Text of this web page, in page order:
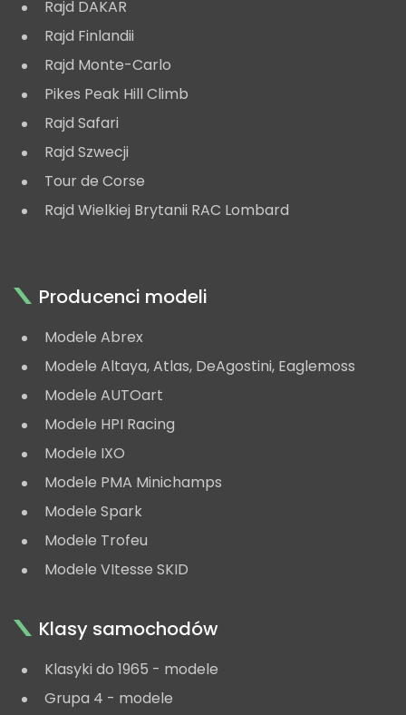
Rajd DAKAR
Rajd Finlandii
Rajd Monte-Carlo
Pikes Peak Hill Climb
Rajd Safari
Rajd Szwecji
Tour de Corse
Rajd Wielkiej Brytanii RAC Lombard
Producenci modeli
Modele Abrex
Modele Altaya, Atlas, DeAgostini, Eaglemoss
Modele AUTOart
Modele HPI Racing
Modele IXO
Modele PMA Minichamps
Modele Spark
Modele Trofeu
Modele VItesse SKID
Klasy samochodów
Klasyki do 1965 - modele
Grupa 4 - modele